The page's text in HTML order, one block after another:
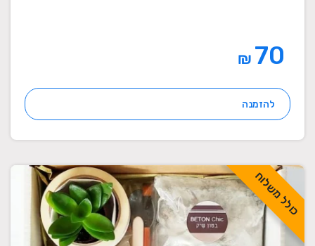
₪
להזמנה
כולל משלוח